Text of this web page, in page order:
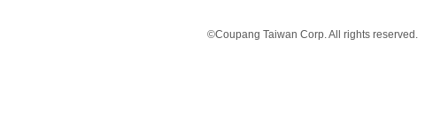
©Coupang Taiwan Corp. All rights reserved.